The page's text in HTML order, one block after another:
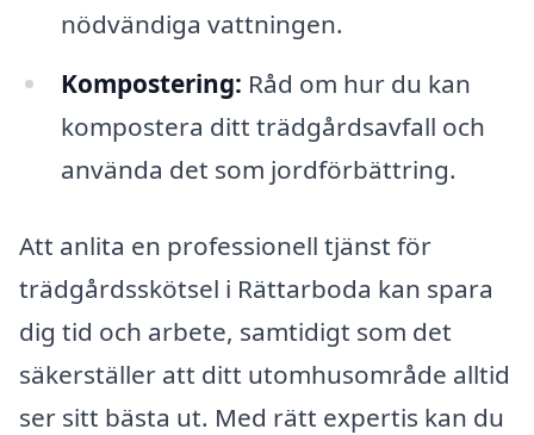
nödvändiga vattningen.
Kompostering: Råd om hur du kan
kompostera ditt trädgårdsavfall och
använda det som jordförbättring.
Att anlita en professionell tjänst för
trädgårdsskötsel i Rättarboda kan spara
dig tid och arbete, samtidigt som det
säkerställer att ditt utomhusområde alltid
ser sitt bästa ut. Med rätt expertis kan du